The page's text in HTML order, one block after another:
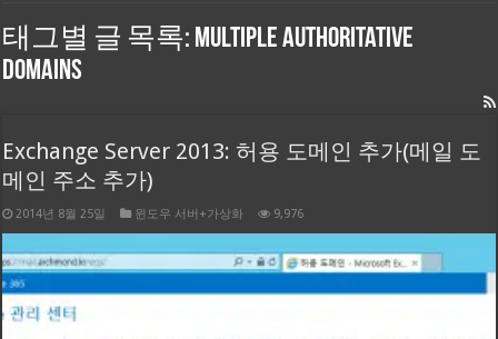
태그별 글 목록: Multiple Authoritative
Domains
Exchange Server 2013: 허용 도메인 추가(메일 도
메인 주소 추가)
2014년 8월 25일 윈도우 서버+가상화 9,976